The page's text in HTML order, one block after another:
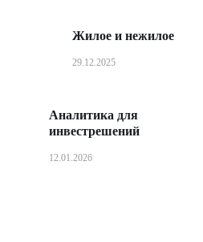
Жилое и нежилое
29.12.2025
Аналитика для
инвестрешений
12.01.2026